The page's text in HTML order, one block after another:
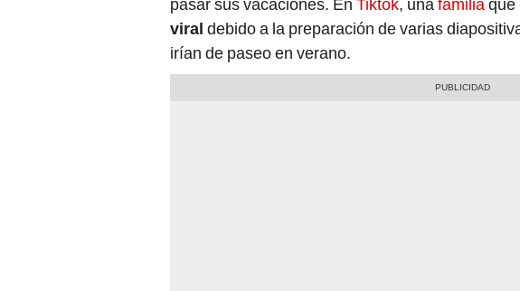
pasar sus vacaciones. En Tiktok, una familiaque
viral debido a la preparación de varias
irían de paseo en verano.